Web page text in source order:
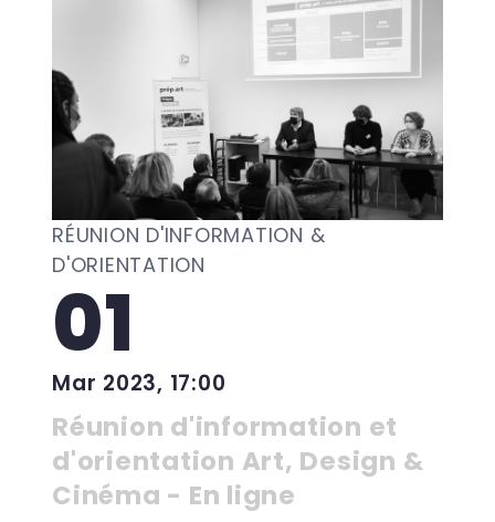
RÉUNION D'INFORMATION &
D'ORIENTATION
01
Mar 2023, 17:00
Réunion d'information et
d'orientation Art, Design &
Cinéma - En ligne